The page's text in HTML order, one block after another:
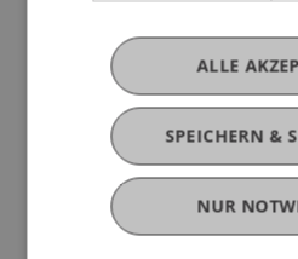
Internationale
SPEICHERN &
ALLE
NUR